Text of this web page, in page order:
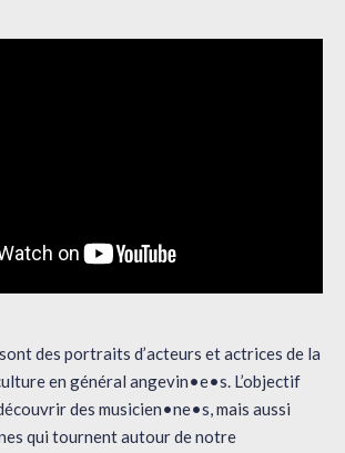
des portraits d’acteurs et actrices de la
en général angevin•e•s. L’objectif
des musicien•ne•s, mais aussi
qui tournent autour de notre